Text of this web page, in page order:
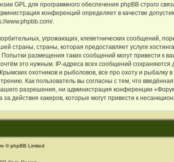
GPL для программного обеспечения phpBB строго
конференций определяет в качестве
www.phpbb.com/.
угрожающих, клеветнических сообщений,
страны, страны, которая предоставляет услуги
размещения таких сообщений могут привести к
это нужным. IP-адреса всех сообщений
охотников и рыболовов, все про охоту и рыбалку
Как пользователь вы согласны с тем, что
разрешения, ни администрация конференции
действия хакеров, которые могут привести к
© phpBB Limited